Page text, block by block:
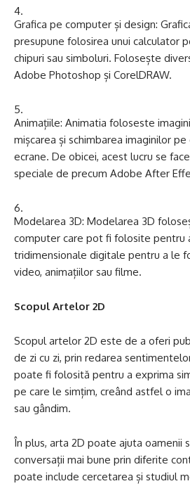
Grafica pe computer și design:
presupune folosirea unui calculator
chipuri sau simboluri. Folosește
Adobe Photoshop și CorelDRAW.
Animațiile: Animatia foloseste
mișcarea și schimbarea imaginilor
ecrane. De obicei, acest lucru se
speciale de precum Adobe After
Modelarea 3D: Modelarea 3D
computer care pot fi folosite pentru
tridimensionale digitale pentru a le
video, animațiilor sau filme.
Scopul Artelor 2D
Scopul artelor 2D este de a oferi
de zi cu zi, prin redarea
poate fi folosită pentru a exprima
pe care le simțim, creând astfel o
sau gândim.
În plus, arta 2D poate ajuta oamenii
conversații mai bune prin diferite
poate include cercetarea și studiul